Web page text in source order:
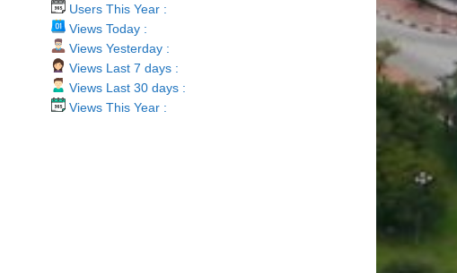
Users This Year :
Views Today :
Views Yesterday :
Views Last 7 days :
Views Last 30 days :
Views This Year :